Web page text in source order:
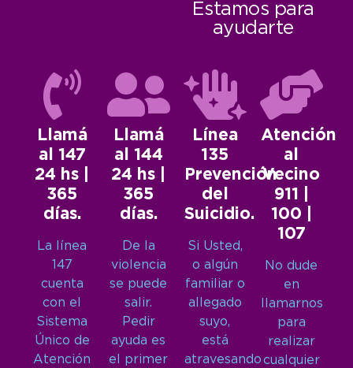
Estamos para
ayudarte
Llamá
al 147
24 hs |
365
días.
La línea
147
cuenta
con el
Sistema
Único de
Atención
Llamá
al 144
24 hs |
365
días.
De la
violencia
se puede
salir.
Pedir
ayuda es
el primer
Línea
135
Prevención
del
Suicidio.
Si Usted,
o algún
familiar o
allegado
suyo,
está
atravesando
Atención
al
Vecino
911 |
100 |
107
No dude
en
llamarnos
para
realizar
cualquier